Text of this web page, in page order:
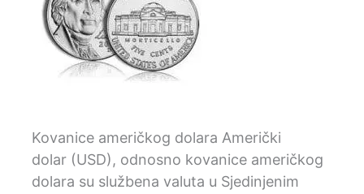
Kovanice američkog dolara Američki
dolar (USD), odnosno kovanice američkog
dolara su službena valuta u Sjedinjenim